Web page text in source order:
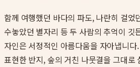
함께 여행했던 바다의 파도, 나란히 걸었
수놓았던 별자리 등 두 사람의 추억이 깃
자인은 서정적인 아름다움을 자아냅니
표현한 반지, 숲의 거친 나뭇결을 그대로